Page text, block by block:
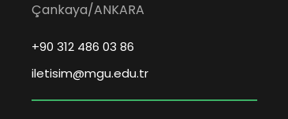
Çankaya/ANKARA
+90 312 486 03 86
iletisim@mgu.edu.tr